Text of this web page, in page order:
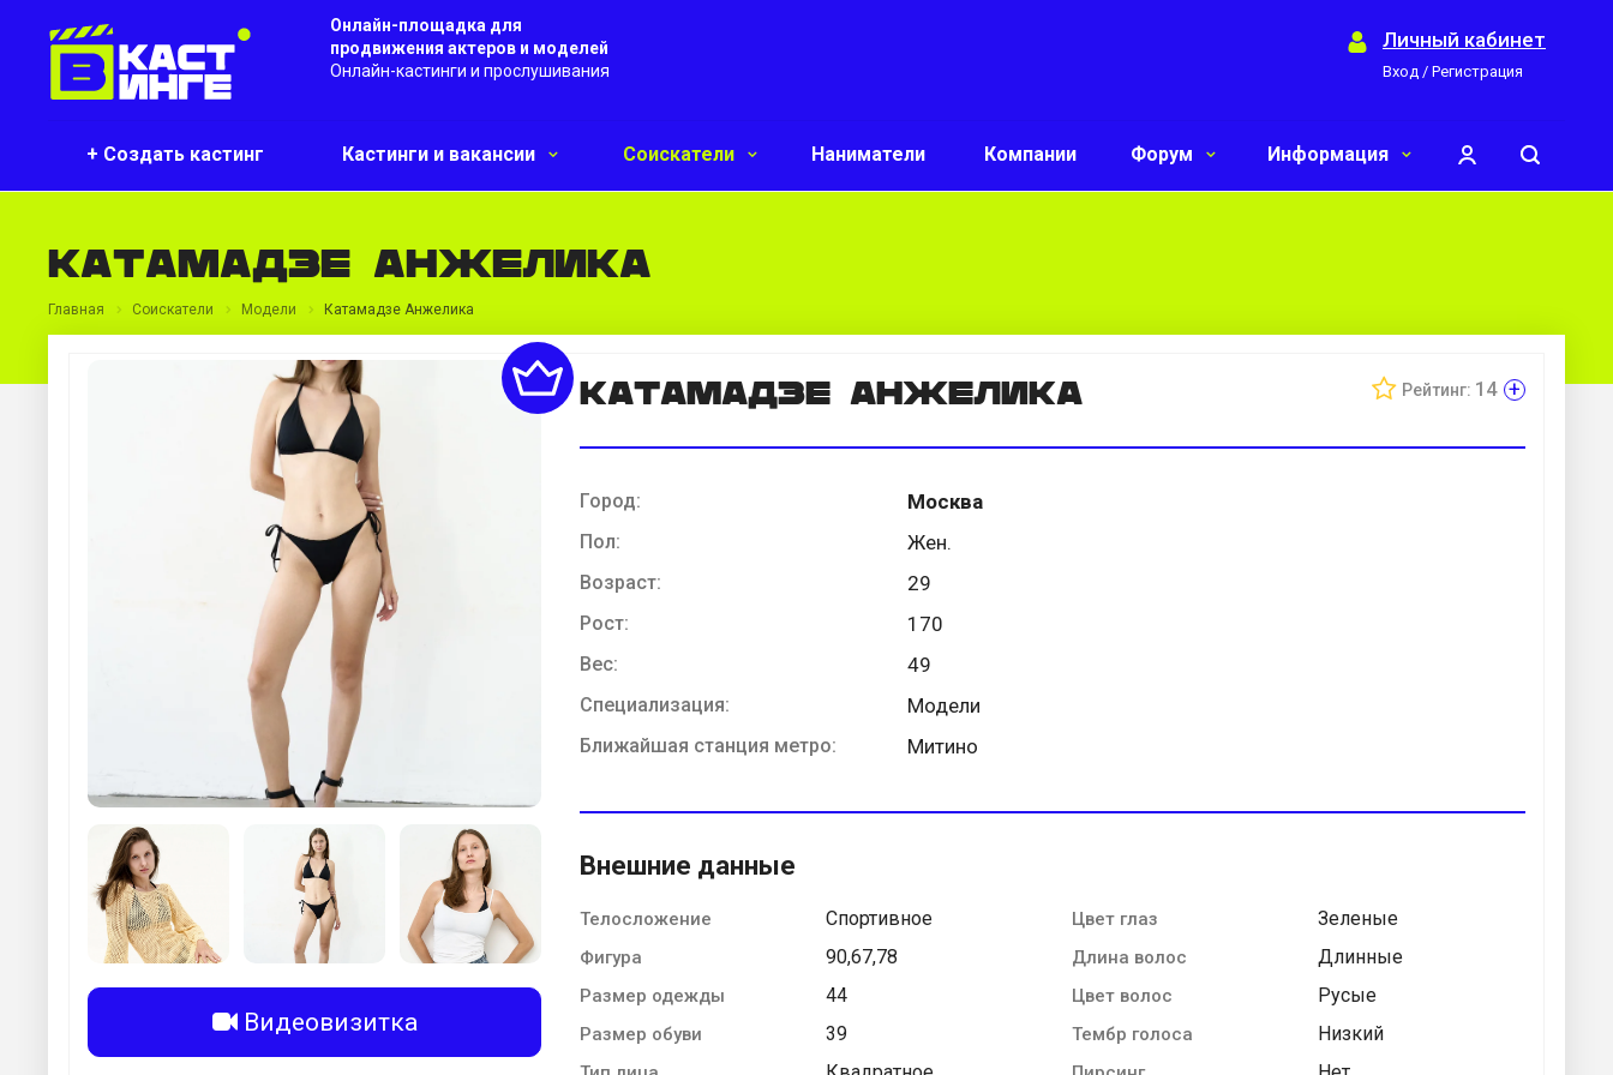
Онлайн-площадка для
продвижения актеров и моделей
Онлайн-кастинги и прослушивания
Личный кабинет
Вход / Регистрация
+ Создать кастинг Кастинги и вакансии Соискатели Наниматели Компании Форум Информация
Катамадзе Анжелика
Главная Соискатели Модели Катамадзе Анжелика
Видеовизитка
Катамадзе Анжелика Рейтинг: 14 +
Город: Москва
Пол: Жен.
Возраст: 29
Рост: 170
Вес: 49
Специализация: Модели
Ближайшая станция метро: Митино
Внешние данные
Телосложение Спортивное
Фигура 90,67,78
Размер одежды 44
Размер обуви 39
Цвет глаз Зеленые
Длина волос Длинные
Цвет волос Русые
Тембр голоса Низкий